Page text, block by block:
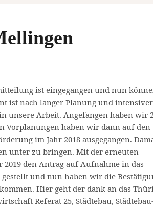
ist eingegangen und nun
ist nach langer Planung und intensiver
unsere Arbeit. Angefangen haben wir
Vorplanungen haben wir dann auf den
im Jahr 2018 ausgegangen.
unter zu bringen. Mit der erneuten
den Antrag auf Aufnahme in das
und nun haben wir die
Hier geht der dank an das
Referat 25, Städtebau,